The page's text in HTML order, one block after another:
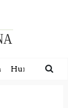
Humanidad